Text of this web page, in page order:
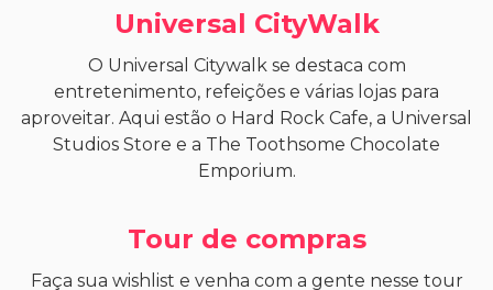
Universal CityWalk
O Universal Citywalk se destaca com
entretenimento, refeições e várias lojas para
aproveitar. Aqui estão o Hard Rock Cafe, a Universal
Studios Store e a The Toothsome Chocolate
Emporium.
Tour de compras
Faça sua wishlist e venha com a gente nesse tour